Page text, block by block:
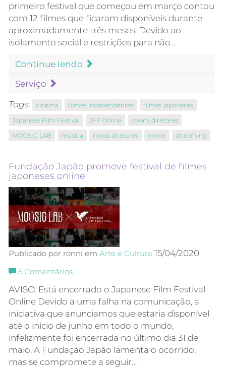
primeiro festival que começou em março contou
com 12 filmes que ficaram disponíveis durante
aproximadamente três meses. Devido ao
isolamento social e restrições para não…
Continue lendo
Serviço
Tags: cinema filmes independentes
filmes japoneses
Japanese Film Festival
JFF Online
jovens diretores
MOOSIC LAB
música novos diretores online streaming
Fundação Japão promove festival de filmes
japoneses online
Publicado por ronni em Arte e Cultura 15/04/2020
5 Comentários
AVISO: Está encerrado o Japanese Film Festival
Online Devido a uma falha na comunicação, a
iniciativa que anunciamos que estaria disponível
até o início de junho em todo o mundo,
infelizmente foi encerrada no último dia 31 de
maio. A Fundação Japão lamenta o ocorrido,
mas se compromete a seguir…